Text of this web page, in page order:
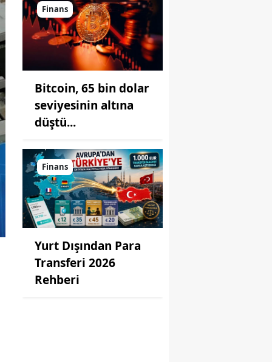
Finans
Bitcoin, 65 bin dolar
seviyesinin altına
düştü...
Finans
Yurt Dışından Para
Transferi 2026
Rehberi